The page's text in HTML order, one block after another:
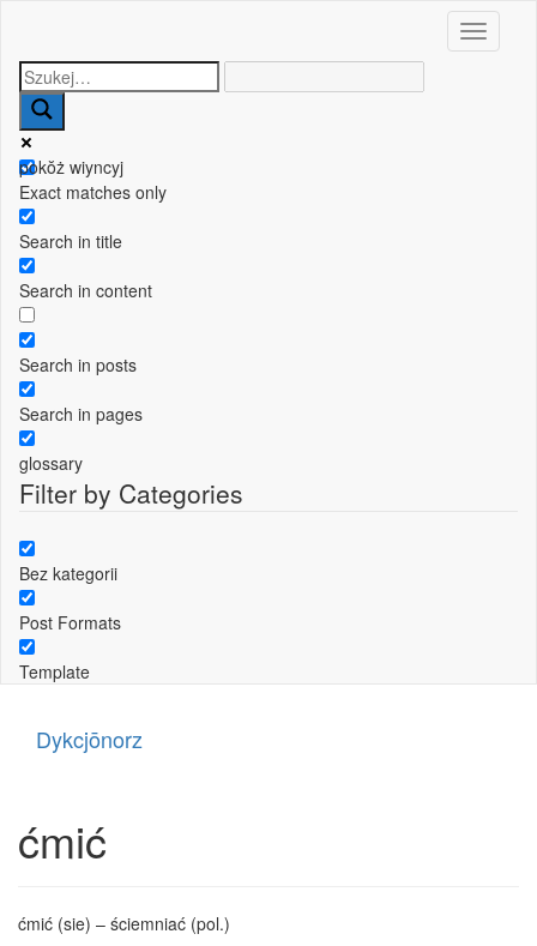
Toggle
pokŏż wiyncyj
Exact matches only
Search in title
Search in content
Search in posts
Search in pages
glossary
Filter by Categories
Bez kategorii
Post Formats
Template
Dykcjōnorz
ćmić
ćmić (sie) – ściemniać (pol.)